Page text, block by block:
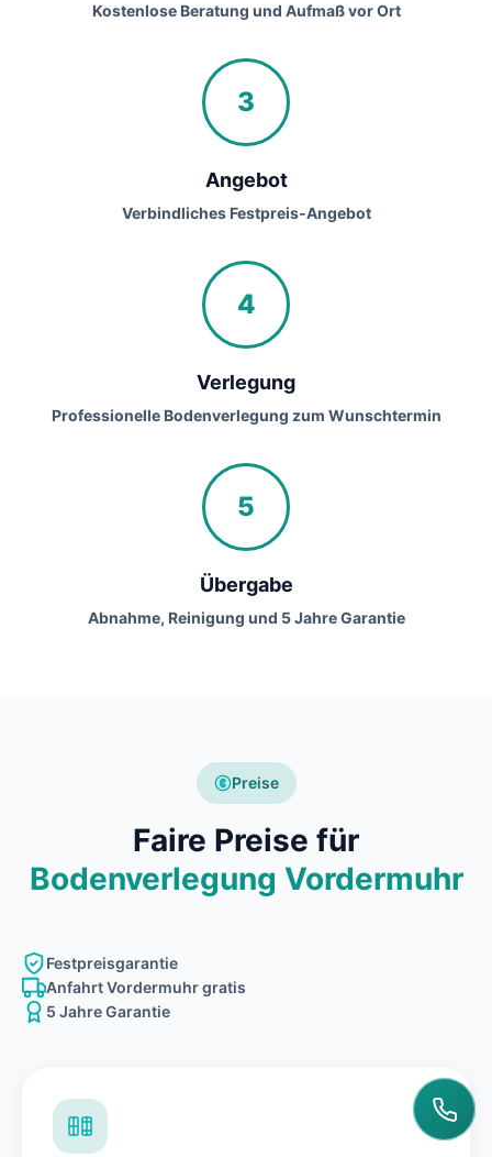
Kostenlose Beratung und Aufmaß vor Ort
3
Angebot
Verbindliches Festpreis-Angebot
4
Verlegung
Professionelle Bodenverlegung zum Wunschtermin
5
Übergabe
Abnahme, Reinigung und 5 Jahre Garantie
Preise
Faire Preise für
Bodenverlegung Vordermuhr
Festpreisgarantie
Anfahrt Vordermuhr gratis
5 Jahre Garantie